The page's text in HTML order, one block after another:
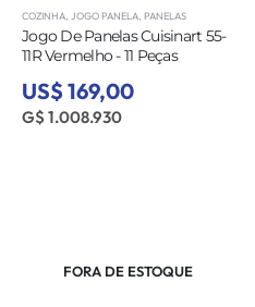
COZINHA JOGO PANELA PANELAS
Jogo De Panelas Cuisinart 55-
11R Vermelho - 11 Peças
US$ 169,00
G$ 1.008.930
FORA DE ESTOQUE